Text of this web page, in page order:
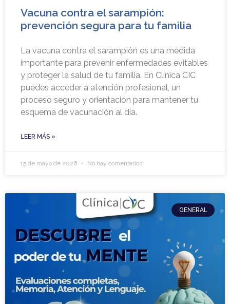
Vacuna contra el sarampión:
prevención segura para tu familia
La vacuna contra el sarampión es una medida
importante para prevenir enfermedades evitables
y proteger la salud de tu familia. En Clínica CIC
puedes acceder a atención profesional, un
proceso seguro y orientación para mantener tu
esquema de vacunación al día.
LEER MÁS »
15 de mayo de 2026 No hay comentarios
GENERAL